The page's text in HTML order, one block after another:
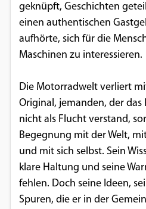
geknüpft, Geschichten
einen authentischen
aufhörte, sich für die
Maschinen zu interessieren.
Die Motorradwelt verliert
Original, jemanden, der das
nicht als Flucht verstand,
Begegnung mit der Welt,
und mit sich selbst. Sein
klare Haltung und seine
fehlen. Doch seine Ideen,
Spuren, die er in der